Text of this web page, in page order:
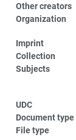
Other creators
Organization
Imprint
Collection
Subjects
UDC
Document type
File type